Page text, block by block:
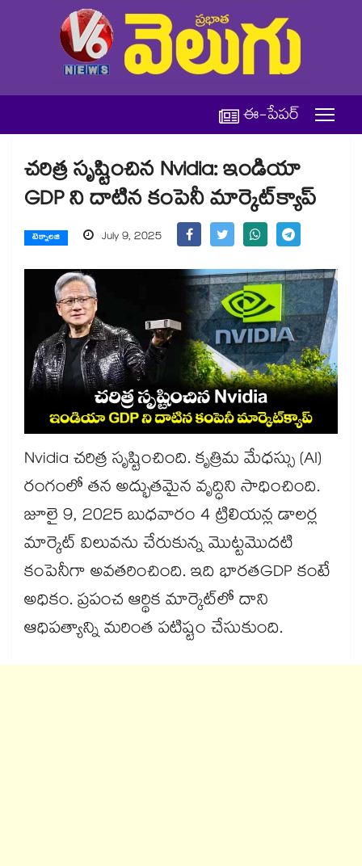
ఈ-పేపర్
చరిత్ర సృష్టించిన Nvidia: ఇండియా
GDP ని దాటిన కంపెనీ మార్కెట్‌క్యాప్
టెక్నాలజి July 9, 2025
Nvidia చరిత్ర సృష్టించింది. కృత్రిమ మేధస్సు (AI)
రంగంలో తన అద్భుతమైన వృద్ధిని సాధించింది.
జూలై 9, 2025 బుధవారం 4 ట్రిలియన్ల డాలర్ల
మార్కెట్ విలువను చేరుకున్న మొట్టమొదటి
కంపెనీగా అవతరించింది. ఇది భారతGDP కంటే
అధికం. ప్రపంచ ఆర్థిక మార్కెట్‌లో దాని
ఆధిపత్యాన్ని మరింత పటిష్టం చేసుకుంది.